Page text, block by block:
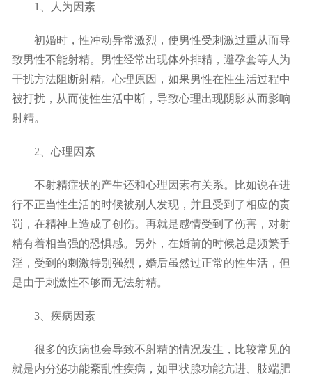
1、人为因素
初婚时，性冲动异常激烈，使男性受刺激过重从而导
致男性不能射精。男性经常出现体外排精，避孕套等人为
干扰方法阻断射精。心理原因，如果男性在性生活过程中
被打扰，从而使性生活中断，导致心理出现阴影从而影响
射精。
2、心理因素
不射精症状的产生还和心理因素有关系。比如说在进
行不正当性生活的时候被别人发现，并且受到了相应的责
罚，在精神上造成了创伤。再就是感情受到了伤害，对射
精有着相当强的恐惧感。另外，在婚前的时候总是频繁手
淫，受到的刺激特别强烈，婚后虽然过正常的性生活，但
是由于刺激性不够而无法射精。
3、疾病因素
很多的疾病也会导致不射精的情况发生，比较常见的
就是内分泌功能紊乱性疾病，如甲状腺功能亢进、肢端肥